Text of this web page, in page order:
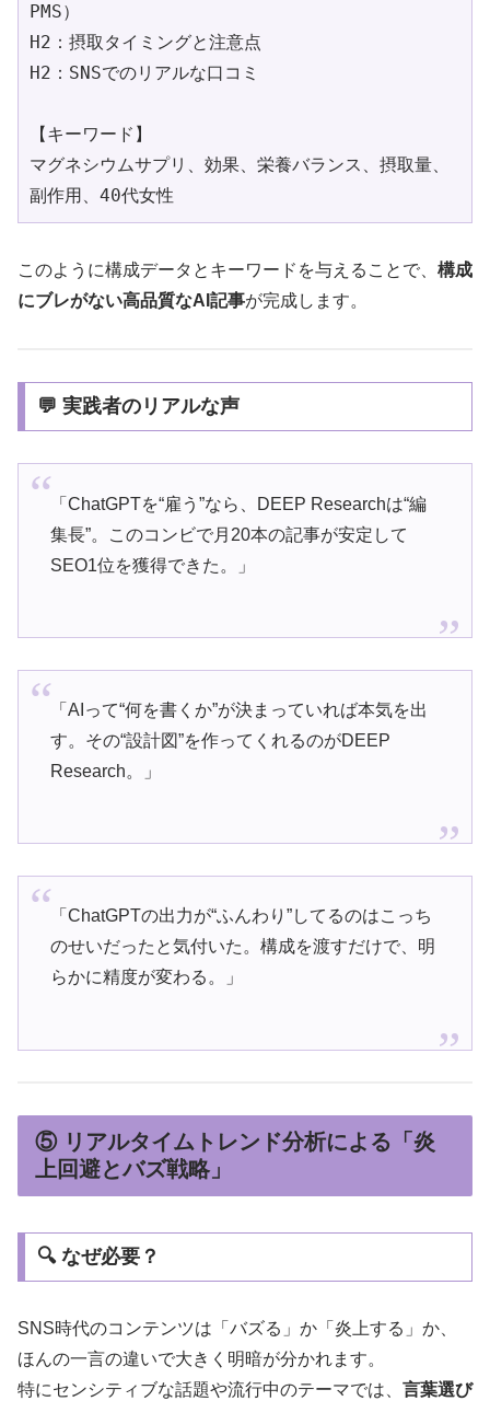
PMS）
H2：摂取タイミングと注意点
H2：SNSでのリアルな口コミ
【キーワード】
マグネシウムサプリ、効果、栄養バランス、摂取量、
副作用、40代女性
このように構成データとキーワードを与えることで、 構成
にブレがない高品質なAI記事が完成します。
💬 実践者のリアルな声
「ChatGPTを“雇う”なら、DEEP Researchは“編
集長”。このコンビで月20本の記事が安定して
SEO1位を獲得できた。」
「AIって“何を書くか”が決まっていれば本気を出
す。その“設計図”を作ってくれるのがDEEP
Research。」
「ChatGPTの出力が“ふんわり”してるのはこっち
のせいだったと気付いた。構成を渡すだけで、明
らかに精度が変わる。」
⑤ リアルタイムトレンド分析による「炎
上回避とバズ戦略」
🔍 なぜ必要？
SNS時代のコンテンツは「バズる」か「炎上する」か、
ほんの一言の違いで大きく明暗が分かれます。
特にセンシティブな話題や流行中のテーマでは、 言葉選び